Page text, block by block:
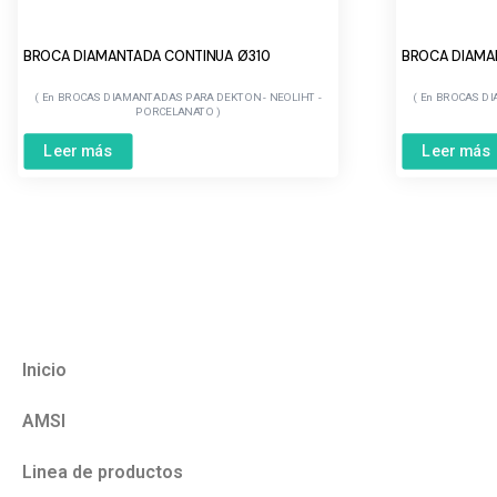
BROCA DIAMANTADA CONTINUA Ø310
BROCAS DIAMANTADAS PARA DEKTON - NEOLIHT -
PORCELANATO
Leer más
BROCA
BROCAS
Leer más
Inicio
AMSI
Linea de productos